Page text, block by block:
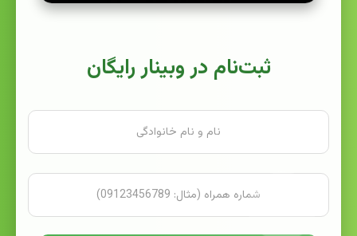
ثبت‌نام در وبینار رایگان